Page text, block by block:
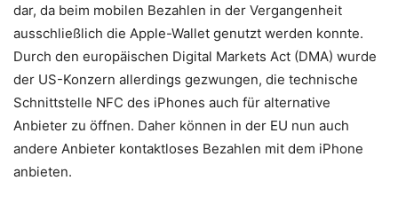
dar, da beim mobilen Bezahlen in der Vergangenheit
ausschließlich die Apple-Wallet genutzt werden konnte.
Durch den europäischen Digital Markets Act (DMA) wurde
der US-Konzern allerdings gezwungen, die technische
Schnittstelle NFC des iPhones auch für alternative
Anbieter zu öffnen. Daher können in der EU nun auch
andere Anbieter kontaktloses Bezahlen mit dem iPhone
anbieten.